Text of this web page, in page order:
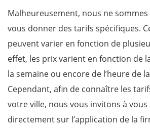
Malheureusement, nous ne
vous donner des tarifs spécifiques.
peuvent varier en fonction de
effet, les prix varient en fonction de
la semaine ou encore de l’heure de
Cependant, afin de connaître les
votre ville, nous vous invitons à
directement sur l’application de la